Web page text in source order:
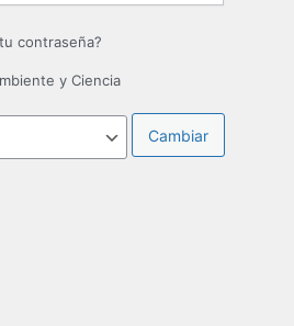
contraseña?
y Ciencia